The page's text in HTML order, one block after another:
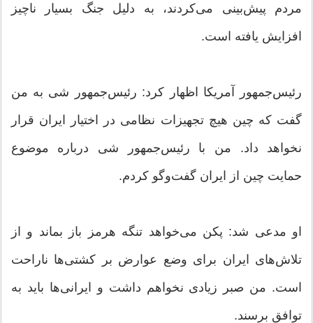
مردم پیش‌بینی می‌کردند، به دلیل جنگ بسیار ناچیز
افزایش یافته است.
رئیس‌جمهور آمریکا اظهار کرد: رئیس‌جمهور شی به من
گفت که چین هیچ تجهیزات نظامی در اختیار ایران قرار
نخواهد داد. من با رئیس‌جمهور شی درباره موضوع
حمایت چین از ایران گفت‌وگو کردم.
او مدعی شد: پکن می‌خواهد تنگه هرمز باز بماند و از
تلاش‌های ایران برای وضع عوارض بر کشتی‌ها ناراحت
است. من صبر زیادی نخواهم داشت و ایرانی‌ها باید به
توافق برسند.